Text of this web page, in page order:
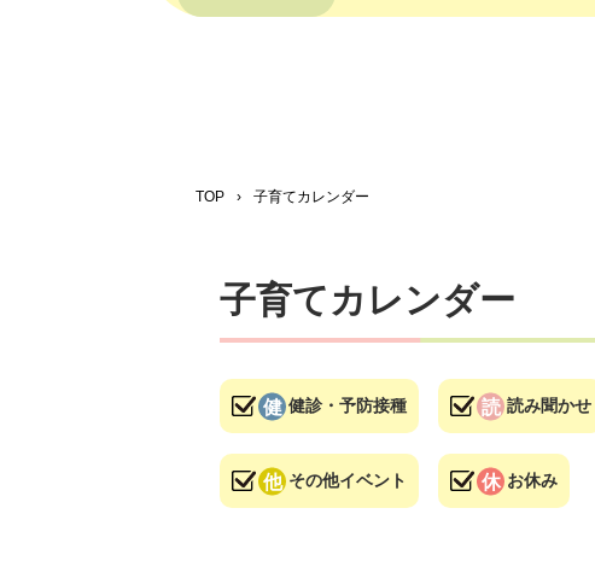
TOP › 子育てカレンダー
子育てカレンダー
健診・予防接種 読み聞かせ
その他イベント お休み